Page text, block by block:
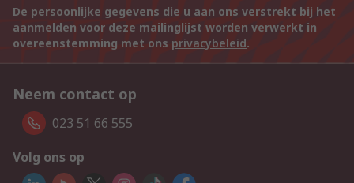
De persoonlijke gegevens die u aan ons verstrekt bij het
aanmelden voor deze mailinglijst worden verwerkt in
overeenstemming met ons privacybeleid.
Neem contact op
023 51 66 555
Volg ons op